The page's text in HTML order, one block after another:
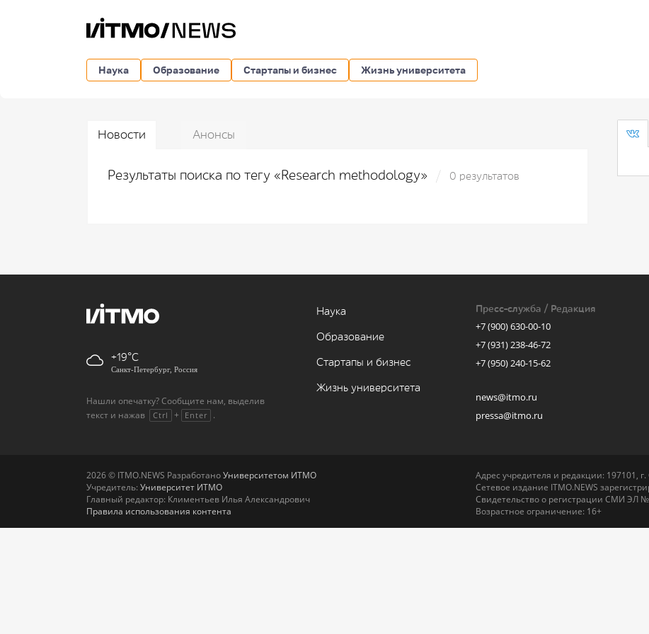
Наука Образование Стартапы и бизнес Жизнь университета
Новости Анонсы
Результаты поиска по тегу «Research methodology» 0 результатов
+19
Санкт-Петербург, Россия
Нашли опечатку? Сообщите нам, выделив
текст и нажав
Ctrl + Enter .
Наука
Образование
Стартапы и бизнес
Жизнь университета
Пресс-служба / Редакция
+7 (900) 630-00-10
+7 (931) 238-46-72
+7 (950) 240-15-62
news@itmo.ru
pressa@itmo.ru
2026 © ITMO.NEWS РазработаноУниверситетом ИТМО
Учредитель: Университет ИТМО
Главный редактор: Климентьев Илья Александрович
Правила использования контента
Адрес учредителя и редакции: 197101,
Сетевое издание ITMO.NEWS
Свидетельство о регистрации СМИ ЭЛ
Возрастное ограничение: 16+